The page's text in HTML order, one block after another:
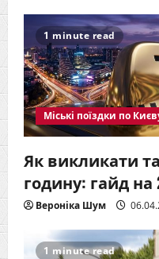
1 minute read
Міські поїздки по
Як викликати
годину: гайд на
Вероніка Шум
1 minute read